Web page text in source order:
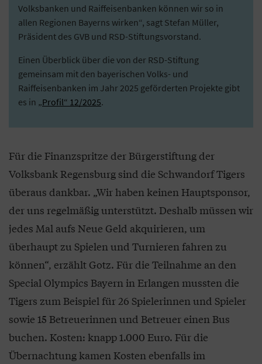
Volksbanken und Raiffeisenbanken können wir so in
allen Regionen Bayerns wirken“, sagt Stefan Müller,
Präsident des GVB und RSD-Stiftungsvorstand.
Einen Überblick über die von der RSD-Stiftung
gemeinsam mit den bayerischen Volks- und
Raiffeisenbanken im Jahr 2025 geförderten Projekte gibt
es in „Profil“ 12/2025.
Für die Finanzspritze der Bürgerstiftung der
Volksbank Regensburg sind die Schwandorf Tigers
überaus dankbar. „Wir haben keinen Hauptsponsor,
der uns regelmäßig unterstützt. Deshalb müssen wir
jedes Mal aufs Neue Geld akquirieren, um
überhaupt zu Spielen und Turnieren fahren zu
können“, erzählt Gotz. Für die Teilnahme an den
Special Olympics Bayern in Erlangen mussten die
Tigers zum Beispiel für 26 Spielerinnen und Spieler
sowie 15 Betreuerinnen und Betreuer einen Bus
buchen. Kosten: knapp 1.000 Euro. Für die
Übernachtung kamen Kosten ebenfalls im